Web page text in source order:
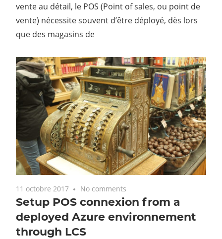
vente au détail, le POS (Point of sales, ou point de
vente) nécessite souvent d’être déployé, dès lors
que des magasins de
11 octobre 2017 No comments
Setup POS connexion from a
deployed Azure environnement
through LCS